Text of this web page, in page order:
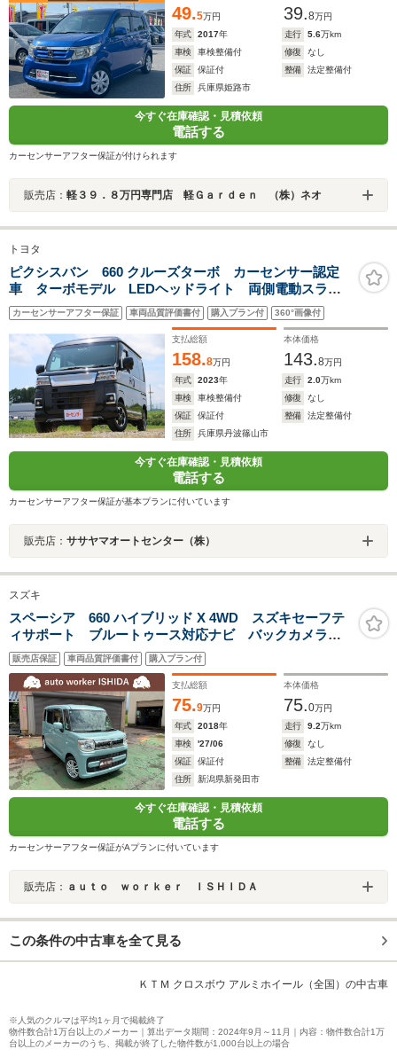
49.5万円 39.8万円
年式
2017年 走行 5.6万km
車検
車検整備付 修復
なし
保証
保証付 整備
法定整備付
住所
兵庫県姫路市
今すぐ在庫確認・見積依頼
電話する
カーセンサーアフター保証が付けられます
販売店： 軽３９．８万円専門店 軽Ｇａｒｄｅｎ （株）ネオ
トヨタ
ピクシスバン 660 クルーズターボ カーセンサー認定
車 ターボモデル LEDヘッドライト 両側電動スライ
ドドア 純正ナビ Bluetooth Bカメラ ETC2.0
カーセンサーアフター保証 車両品質評価書付 購入プラン付 360°画像付
支払総額
158.8万円
本体価格
143.8万円
年式
2023年 走行 2.0万km
車検
車検整備付 修復
なし
保証
保証付 整備
法定整備付
住所
兵庫県丹波篠山市
今すぐ在庫確認・見積依頼
電話する
カーセンサーアフター保証が基本プランに付いています
販売店： ササヤマオートセンター（株）
スズキ
スペーシア 660 ハイブリッド X 4WD スズキセーフテ
ィサポート ブルートゥース対応ナビ バックカメラ
スマートキー 両側電動スライドドア シートヒーター
販売店保証 車両品質評価書付 購入プラン付
支払総額
75.9万円
本体価格
75.0万円
年式
2018年 走行 9.2万km
車検
'27/06 修復
なし
保証
保証付 整備
法定整備付
住所
新潟県新発田市
今すぐ在庫確認・見積依頼
電話する
カーセンサーアフター保証がAプランに付いています
販売店： ａｕｔｏ ｗｏｒｋｅｒ ＩＳＨＩＤＡ
この条件の中古車を全て見る
ＫＴＭ クロスボウ アルミホイール（全国）の中古車
※人気のクルマは平均1ヶ月で掲載終了
物件数合計1万台以上のメーカー｜算出データ期間：2024年9月～11月｜内容：物件数合計1万
台以上のメーカーのうち、掲載が終了した物件数が1,000台以上の場合